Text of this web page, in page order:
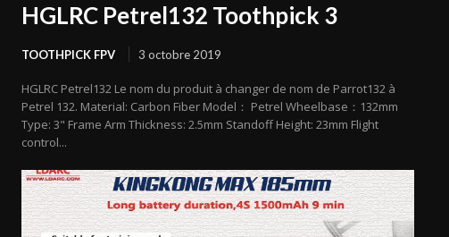
HGLRC Petrel132 Toothpick 3
TOOTHPICK FPV 3 octobre 2019
HGLRC Petrel132 Le nom du produit à changer de nom de Parrot132 à
Petrel 132. Material: Carbon Fiber Model： Petrel Wheelbase：132mm
Type: 3" Frame Arm Thickness: 2.5mm Standoff Height: 23mm Flight
control...